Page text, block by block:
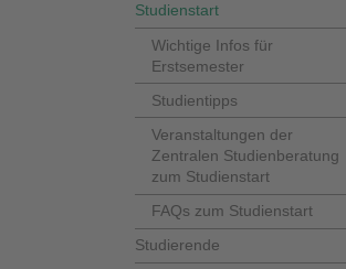
Studienstart
Wichtige Infos für
Erstsemester
Studientipps
Veranstaltungen der
Zentralen Studienberatung
zum Studienstart
FAQs zum Studienstart
Studierende